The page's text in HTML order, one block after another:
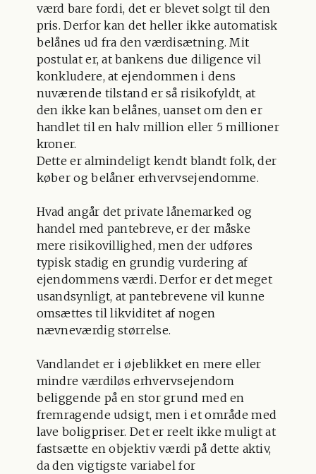
værd bare fordi, det er blevet solgt til den
pris. Derfor kan det heller ikke automatisk
belånes ud fra den værdisætning. Mit
postulat er, at bankens due diligence vil
konkludere, at ejendommen i dens
nuværende tilstand er så risikofyldt, at
den ikke kan belånes, uanset om den er
handlet til en halv million eller 5 millioner
kroner.
Dette er almindeligt kendt blandt folk, der
køber og belåner erhvervsejendomme.
Hvad angår det private lånemarked og
handel med pantebreve, er der måske
mere risikovillighed, men der udføres
typisk stadig en grundig vurdering af
ejendommens værdi. Derfor er det meget
usandsynligt, at pantebrevene vil kunne
omsættes til likviditet af nogen
nævneværdig størrelse.
Vandlandet er i øjeblikket en mere eller
mindre værdiløs erhvervsejendom
beliggende på en stor grund med en
fremragende udsigt, men i et område med
lave boligpriser. Det er reelt ikke muligt at
fastsætte en objektiv værdi på dette aktiv,
da den vigtigste variabel for